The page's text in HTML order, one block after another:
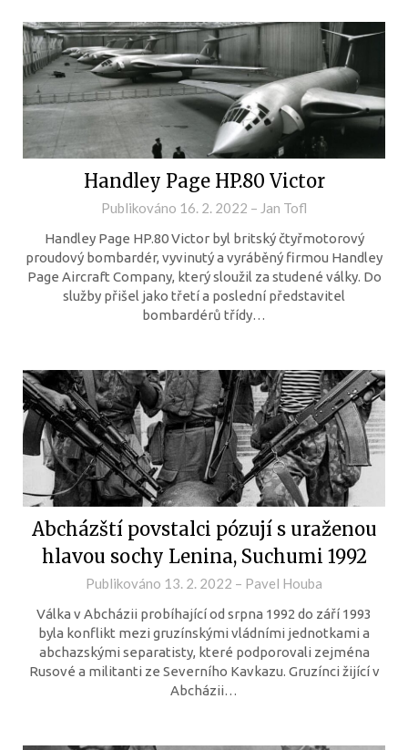
Handley Page HP.80 Victor
Publikováno 16. 2. 2022 – Jan Tofl
Handley Page HP.80 Victor byl britský čtyřmotorový
proudový bombardér, vyvinutý a vyráběný firmou Handley
Page Aircraft Company, který sloužil za studené války. Do
služby přišel jako třetí a poslední představitel
bombardérů třídy…
Abcházští povstalci pózují s uraženou
hlavou sochy Lenina, Suchumi 1992
Publikováno 13. 2. 2022 – Pavel Houba
Válka v Abcházii probíhající od srpna 1992 do září 1993
byla konflikt mezi gruzínskými vládními jednotkami a
abchazskými separatisty, které podporovali zejména
Rusové a militanti ze Severního Kavkazu. Gruzínci žijící v
Abcházii…